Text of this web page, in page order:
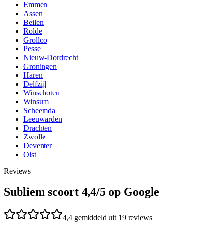
Emmen
Assen
Beilen
Rolde
Grolloo
Pesse
Nieuw-Dordrecht
Groningen
Haren
Delfzijl
Winschoten
Winsum
Scheemda
Leeuwarden
Drachten
Zwolle
Deventer
Olst
Reviews
Subliem scoort 4,4/5 op Google
4,4 gemiddeld uit 19 reviews